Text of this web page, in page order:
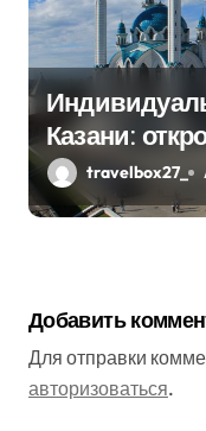
Казани:
стороны
travelbox27_
Добавить
Для отправки
авторизоваться.